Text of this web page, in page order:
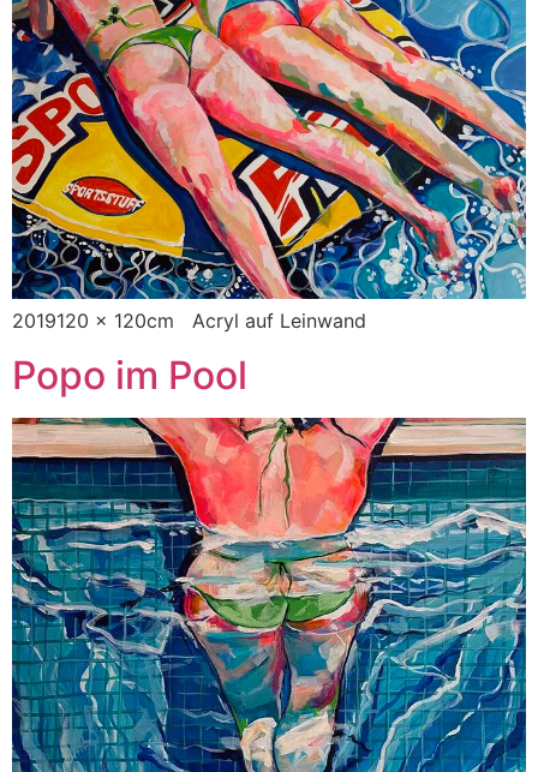
2019120 x 120cm Acryl auf Leinwand
Popo im Pool